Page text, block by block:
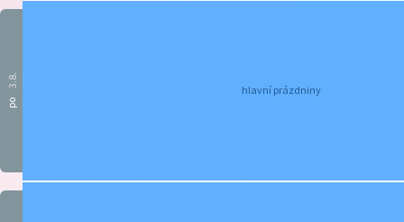
po
3.8.
hlavní prázdniny